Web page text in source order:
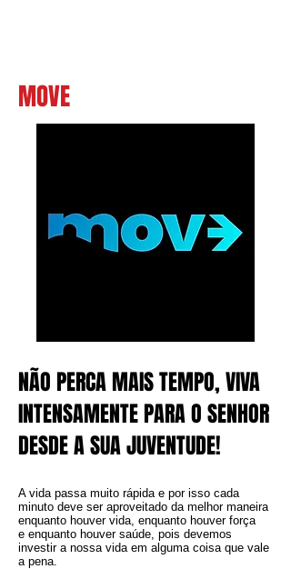
MOVE
NÃO PERCA MAIS TEMPO, VIVA
INTENSAMENTE PARA O SENHOR
DESDE A SUA JUVENTUDE!
A vida passa muito rápida e por isso cada
minuto deve ser aproveitado da melhor maneira
enquanto houver vida, enquanto houver força
e enquanto houver saúde, pois devemos
investir a nossa vida em alguma coisa que vale
a pena.